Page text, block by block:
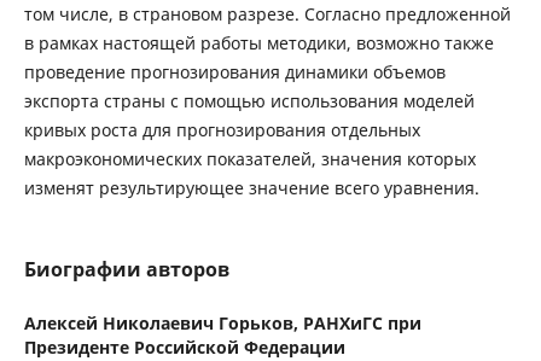
том числе, в страновом разрезе. Согласно предложенной
в рамках настоящей работы методики, возможно также
проведение прогнозирования динамики объемов
экспорта страны с помощью использования моделей
кривых роста для прогнозирования отдельных
макроэкономических показателей, значения которых
изменят результирующее значение всего уравнения.
Биографии авторов
Алексей Николаевич Горьков, РАНХиГС при
Президенте Российской Федерации